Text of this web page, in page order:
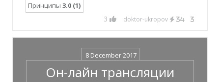
Принципы3.0 (1)
3 doktor-ukropov 34 3
8 December 2017
Он-лайн трансляции